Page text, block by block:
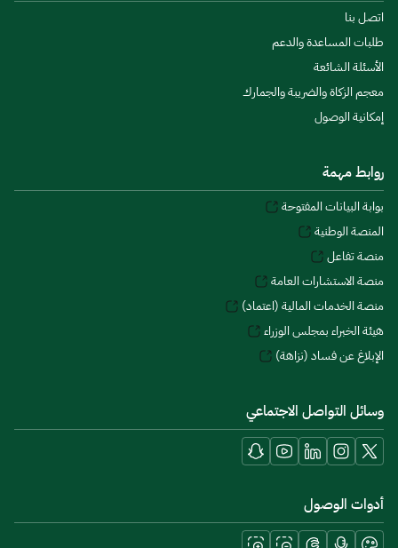
اتصل بنا
طلبات المساعدة والدعم
الأسئلة الشائعة
معجم الزكاة والضريبة والجمارك
إمكانية الوصول
روابط مهمة
بوابة البيانات المفتوحة
المنصة الوطنية
منصة تفاعل
منصة الاستشارات العامة
منصة الخدمات المالية (اعتماد)
هيئة الخبراء بمجلس الوزراء
الإبلاغ عن فساد (نزاهة)
وسائل التواصل الاجتماعي
أدوات الوصول